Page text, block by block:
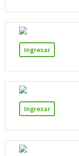
Ingresar
Ingresar